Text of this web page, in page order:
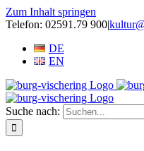
Zum Inhalt springen
Telefon: 02591.79 900|
DE
EN
Suche nach: